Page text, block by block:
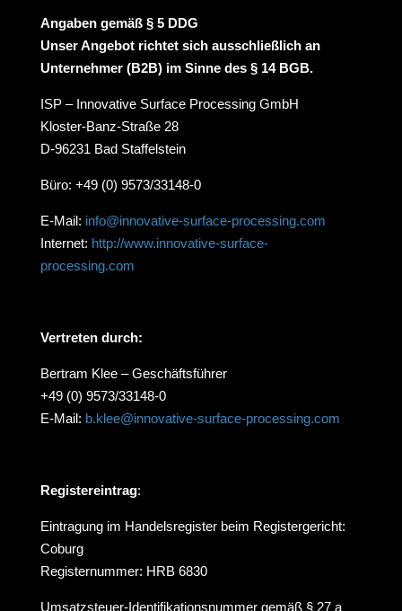
Angaben gemäß § 5 DDG
Unser Angebot richtet sich ausschließlich an
Unternehmer (B2B) im Sinne des § 14 BGB.
ISP – Innovative Surface Processing GmbH
Kloster-Banz-Straße 28
D-96231 Bad Staffelstein
Büro: +49 (0) 9573/33148-0
E-Mail: info@innovative-surface-processing.com
Internet: http://www.innovative-surface-
processing.com
Vertreten durch:
Bertram Klee – Geschäftsführer
+49 (0) 9573/33148-0
E-Mail: b.klee@innovative-surface-processing.com
Registereintrag:
Eintragung im Handelsregister beim Registergericht:
Coburg
Registernummer: HRB 6830
Umsatzsteuer-Identifikationsnummer gemäß § 27 a